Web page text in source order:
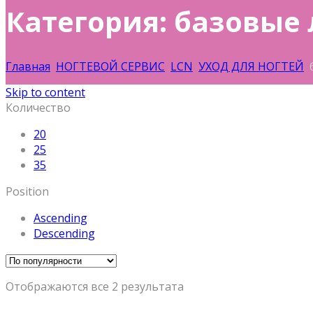
Категория: базовые
Главная НОГТЕВОЙ СЕРВИС LCN УХОД ДЛЯ НОГТЕЙ
Skip to content
Количество
20
25
35
Position
Ascending
Descending
Отображаются все 2 результата